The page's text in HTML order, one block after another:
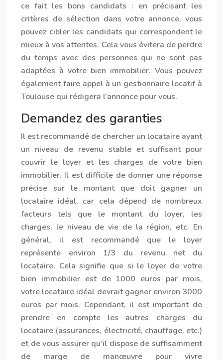
ce fait les bons candidats : en précisant les
critères de sélection dans votre annonce, vous
pouvez cibler les candidats qui correspondent le
mieux à vos attentes. Cela vous évitera de perdre
du temps avec des personnes qui ne sont pas
adaptées à votre bien immobilier. Vous pouvez
également faire appel à un gestionnaire locatif à
Toulouse qui rédigera l’annonce pour vous.
Demandez des garanties
Il est recommandé de chercher un locataire ayant
un niveau de revenu stable et suffisant pour
couvrir le loyer et les charges de votre bien
immobilier. Il est difficile de donner une réponse
précise sur le montant que doit gagner un
locataire idéal, car cela dépend de nombreux
facteurs tels que le montant du loyer, les
charges, le niveau de vie de la région, etc. En
général, il est recommandé que le loyer
représente environ 1/3 du revenu net du
locataire. Cela signifie que si le loyer de votre
bien immobilier est de 1000 euros par mois,
votre locataire idéal devrait gagner environ 3000
euros par mois. Cependant, il est important de
prendre en compte les autres charges du
locataire (assurances, électricité, chauffage, etc.)
et de vous assurer qu’il dispose de suffisamment
de marge de manœuvre pour vivre